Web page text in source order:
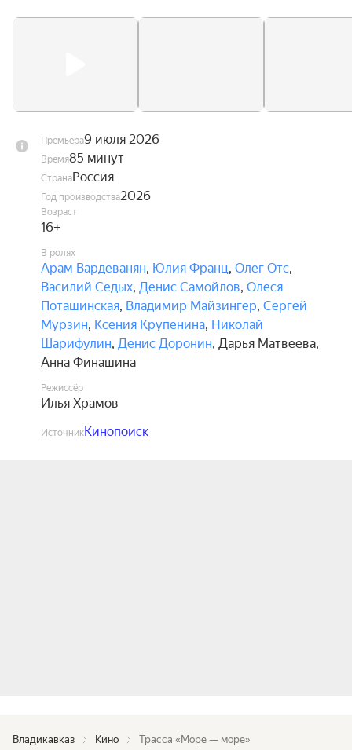
тормоза.
Премьера9 июля 2026
Время85 минут
СтранаРоссия
Год производства2026
Возраст
16+
В ролях
Арам Вардеванян, Юлия Франц, Олег Отс,
Василий Седых, Денис Самойлов, Олеся
Поташинская, Владимир Майзингер, Сергей
Мурзин, Ксения Крупенина, Николай
Шарифулин, Денис Доронин, Дарья Матвеева,
Анна Финашина
Режиссёр
Илья Храмов
ИсточникКинопоиск
Владикавказ Кино Трасса «Море — море»